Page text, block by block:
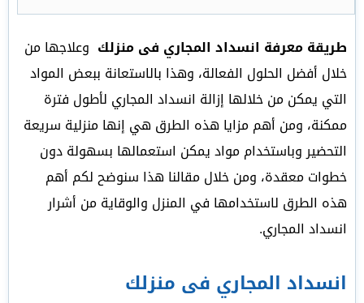
طريقة معرفة انسداد المجاري فى منزلك وعلاجها من
خلال أفضل الحلول الفعالة، وهذا بالاستعانة ببعض المواد
التي يمكن من خلالها إزالة انسداد المجاري لأطول فترة
ممكنة، ومن أهم مزايا هذه الطرق هي إنها منزلية سريعة
التحضير وباستخدام مواد يمكن استعمالها بسهولة دون
خطوات معقدة، ومن خلال مقالنا هذا سنوضح لكم أهم
هذه الطرق لاستخدامها في المنزل والوقاية من أشرار
انسداد المجاري.
انسداد المجاري فى منزلك